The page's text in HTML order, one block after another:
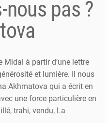
pas ?
Midal à partir d’une lettre
et lumière. Il nous
Akhmatova qui a écrit en
une force particulière en
trahi, vendu, La